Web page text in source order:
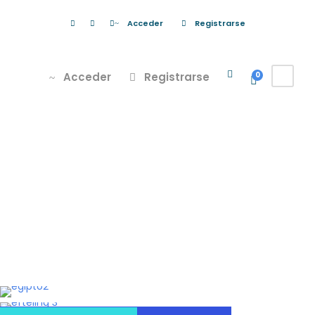
Acceder Registrarse
Acceder Registrarse 0
LONDRES CON HARRY POTTER & LEGOLAND